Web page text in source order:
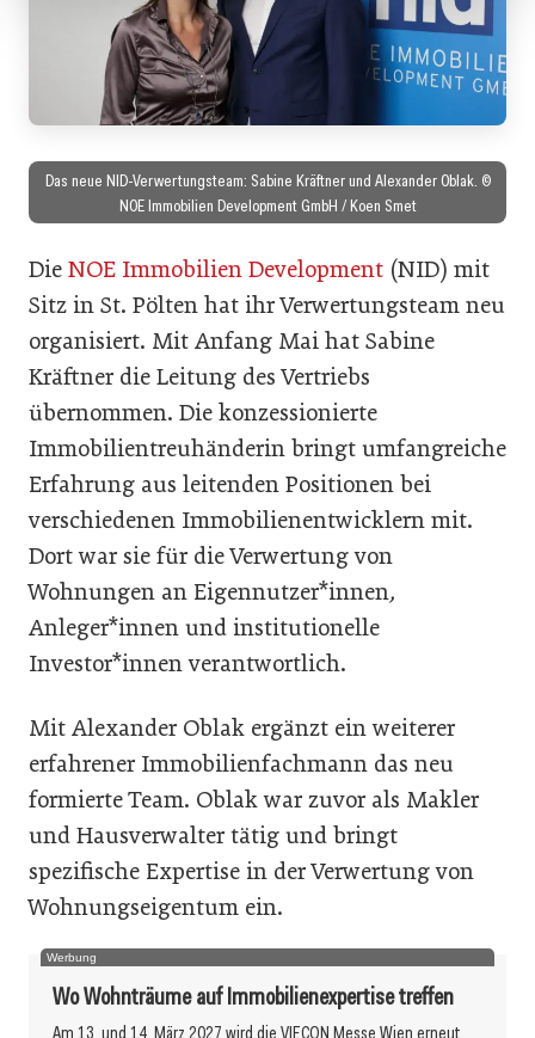
Das neue NID-Verwertungsteam: Sabine Kräftner und Alexander Oblak. ©
NOE Immobilien Development GmbH / Koen Smet
Die NOE Immobilien Development (NID) mit
Sitz in St. Pölten hat ihr Verwertungsteam neu
organisiert. Mit Anfang Mai hat Sabine
Kräftner die Leitung des Vertriebs
übernommen. Die konzessionierte
Immobilientreuhänderin bringt umfangreiche
Erfahrung aus leitenden Positionen bei
verschiedenen Immobilienentwicklern mit.
Dort war sie für die Verwertung von
Wohnungen an Eigennutzer*innen,
Anleger*innen und institutionelle
Investor*innen verantwortlich.
Mit Alexander Oblak ergänzt ein weiterer
erfahrener Immobilienfachmann das neu
formierte Team. Oblak war zuvor als Makler
und Hausverwalter tätig und bringt
spezifische Expertise in der Verwertung von
Wohnungseigentum ein.
Werbung
Wo Wohnträume auf Immobilienexpertise treffen
Am 13. und 14. März 2027 wird die VIECON Messe Wien erneut